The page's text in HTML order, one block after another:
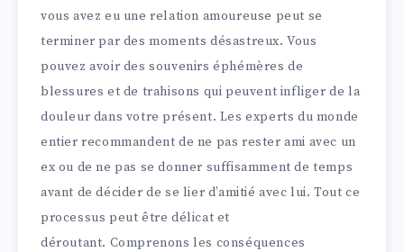
vous avez eu une relation amoureuse peut se
terminer par des moments désastreux. Vous
pouvez avoir des souvenirs éphémères de
blessures et de trahisons qui peuvent infliger de la
douleur dans votre présent. Les experts du monde
entier recommandent de ne pas rester ami avec un
ex ou de ne pas se donner suffisamment de temps
avant de décider de se lier d’amitié avec lui. Tout ce
processus peut être délicat et
déroutant. Comprenons les conséquences